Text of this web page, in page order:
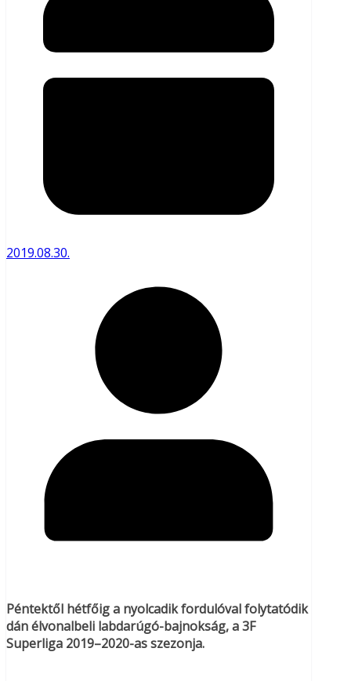
2019.08.30.
Péntektől hétfőig a nyolcadik fordulóval folytatódik
dán élvonalbeli labdarúgó-bajnokság, a 3F
Superliga 2019–2020-as szezonja.